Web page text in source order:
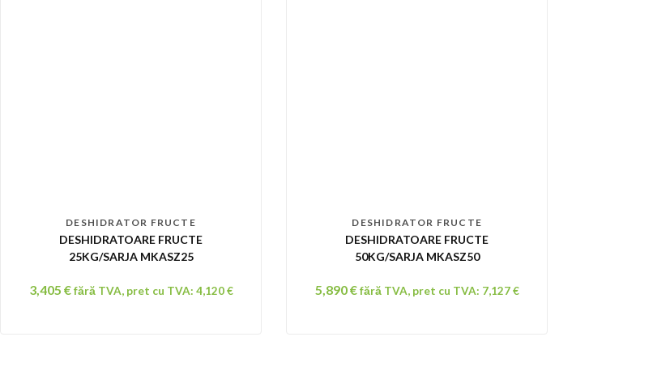
DESHIDRATOR FRUCTE
DESHIDRATOARE FRUCTE
25KG/SARJA MKASZ25
3,405 € fără TVA, pret cu TVA: 4,120€
DESHIDRATOR FRUCTE
DESHIDRATOARE FRUCTE
50KG/SARJA MKASZ50
5,890€ fără TVA, pret cu TVA: 7,127€